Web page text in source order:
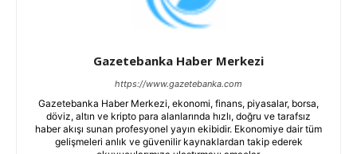
Gazetebanka Haber Merkezi
https://www.gazetebanka.com
Gazetebanka Haber Merkezi, ekonomi, finans, piyasalar, borsa,
döviz, altın ve kripto para alanlarında hızlı, doğru ve tarafsız
haber akışı sunan profesyonel yayın ekibidir. Ekonomiye dair tüm
gelişmeleri anlık ve güvenilir kaynaklardan takip ederek